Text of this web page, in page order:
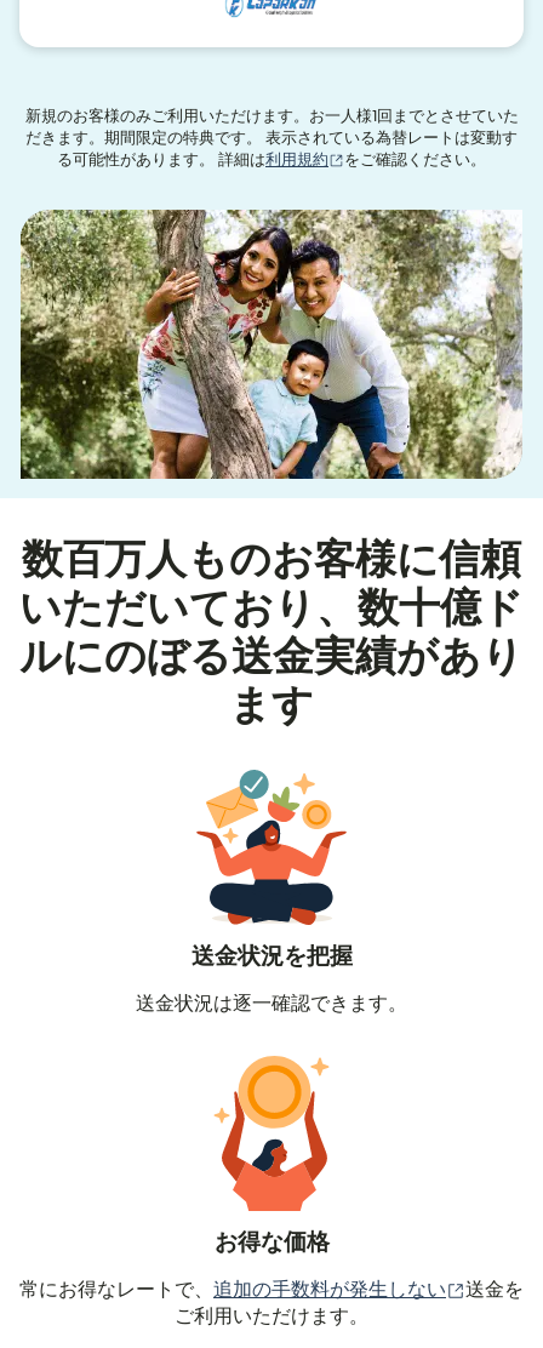
新規のお客様のみご利用いただけます。お一人様1回までとさせていた
だきます。期間限定の特典です。 表示されている為替レートは変動す
る可能性があります。 詳細は利用規約 （別ウィンドウで開きます
をご確認ください。
数百万人ものお客様に信頼
いただいており、数十億ド
ルにのぼる送金実績があり
ます
送金状況を把握
送金状況は逐一確認できます。
お得な価格
常にお得なレートで、 追加の手数料が発生しない （別ウ
送金を
ご利用いただけます。